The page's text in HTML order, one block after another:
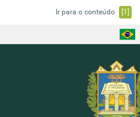
Ir para o conteúdo [1]